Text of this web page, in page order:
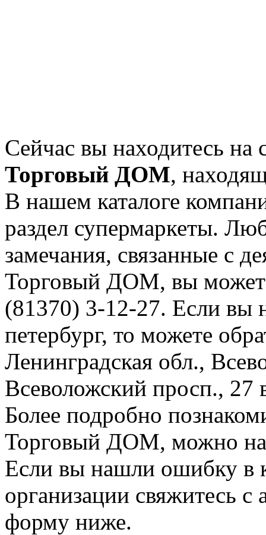
Сейчас вы находитесь на
Торговый ДОМ,
В нашем каталоге
раздел супермаркеты.
замечания, связанные с
Торговый ДОМ, вы
(81370) 3-12-27. Если вы
петербург, то можете
Ленинградская обл.,
Всеволожский просп., 27
Более подробно
Торговый ДОМ, можно на
Если вы нашли ошибку в
организации свяжитесь
форму ниже.